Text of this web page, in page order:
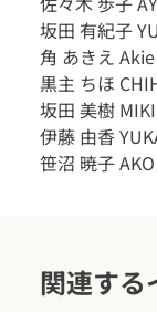
坂田 有紀子
角 あきえ
黒主 ちほ
坂田 美樹
伊藤 由香
笹沼 暁子
関連する